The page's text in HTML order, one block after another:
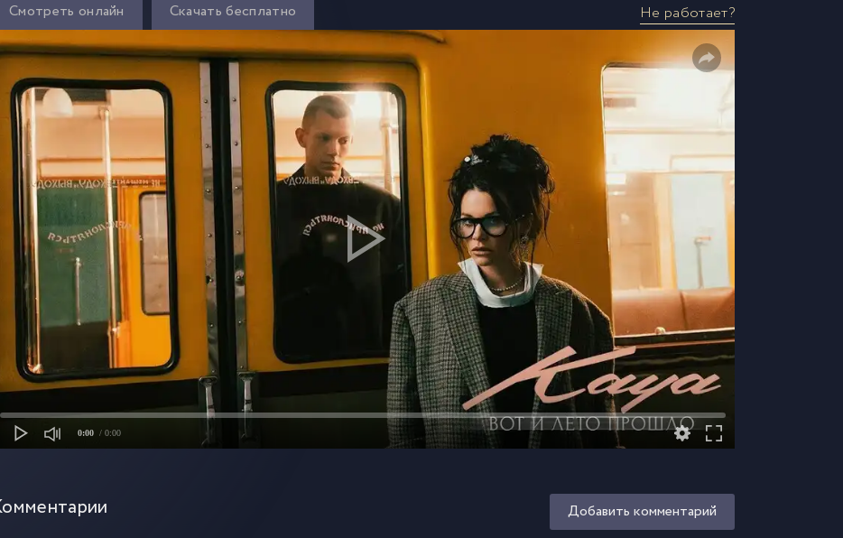
Смотреть онлайн Скачать бесплатно Не работает?
0:00 / 0:00
Добавить комментарий